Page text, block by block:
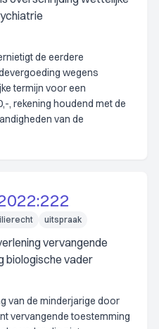
de eerdere
wegens
termijn voor een
, rekening houdend met de
van de
uitspraak
vervangende
biologische vader
van de minderjarige door
vervangende toestemming